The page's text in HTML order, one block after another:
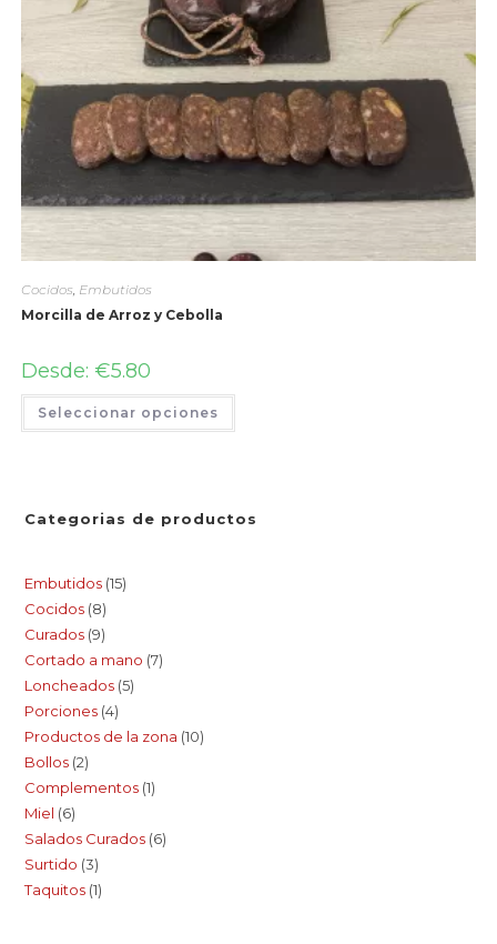
Cocidos Embutidos
Morcilla de Arroz y Cebolla
Desde: €5.80
Seleccionar opciones
Categorias de productos
Embutidos 15
Cocidos 8
Curados 9
Cortado a mano 7
Loncheados 5
Porciones 4
Productos de la zona 10
Bollos 2
Complementos 1
Miel 6
Salados Curados 6
Surtido 3
Taquitos 1